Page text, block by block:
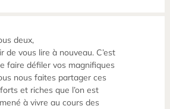
deux,
de vous lire à nouveau. C’est
faire défiler vos magnifiques
nous faites partager ces
et riches que l’on est
à vivre au cours des